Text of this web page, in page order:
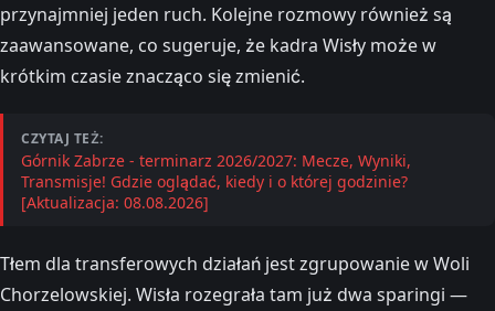
przynajmniej jeden ruch. Kolejne rozmowy również są
zaawansowane, co sugeruje, że kadra Wisły może w
krótkim czasie znacząco się zmienić.
CZYTAJ TEŻ:
Górnik Zabrze - terminarz 2026/2027: Mecze, Wyniki,
Transmisje! Gdzie oglądać, kiedy i o której godzinie?
[Aktualizacja: 08.08.2026]
Tłem dla transferowych działań jest zgrupowanie w Woli
Chorzelowskiej. Wisła rozegrała tam już dwa sparingi —